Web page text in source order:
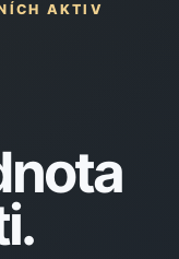
AKTIV